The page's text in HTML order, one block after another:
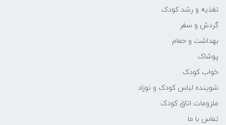
تغذیه و رشد کودک
گردش و سفر
بهداشت و حمام
پوشاک
خواب کودک
شوینده لباس کودک و نوزاد
ملزومات اتاق کودک
تماس با ما